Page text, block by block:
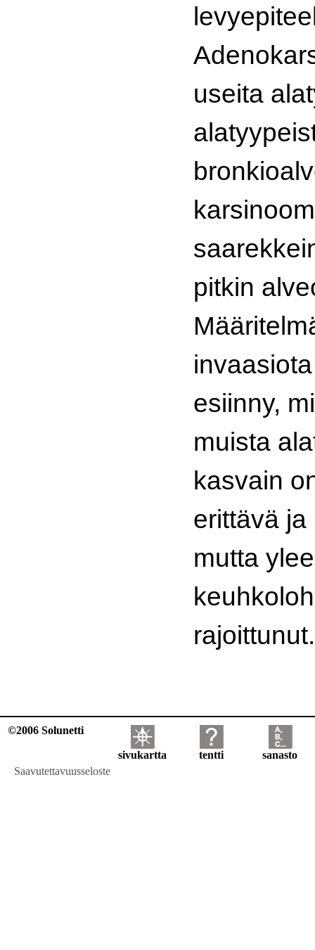
useita
pitkin
esiinny,
muista
kasvain
erittävä ja
mutta
rajoittunut.
©2006 Solunetti
sivukartta tentti
sanasto
Saavutettavuusseloste